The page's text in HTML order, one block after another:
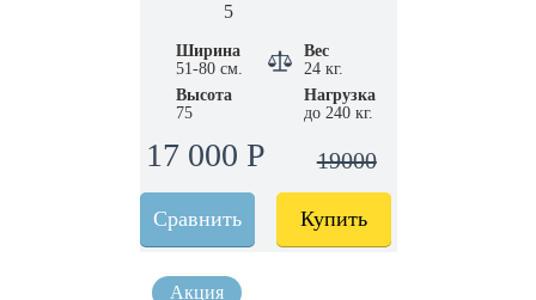
5
Ширина
51-80 см.
Вес
24 кг.
Высота
75
Нагрузка
до 240 кг.
17 000 Р 19000
Сравнить Купить